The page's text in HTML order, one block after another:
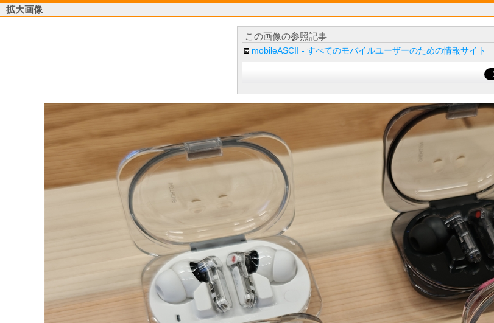
拡大画像
この画像の参照記事
mobileASCII - すべてのモバイルユーザーのための情報サイト